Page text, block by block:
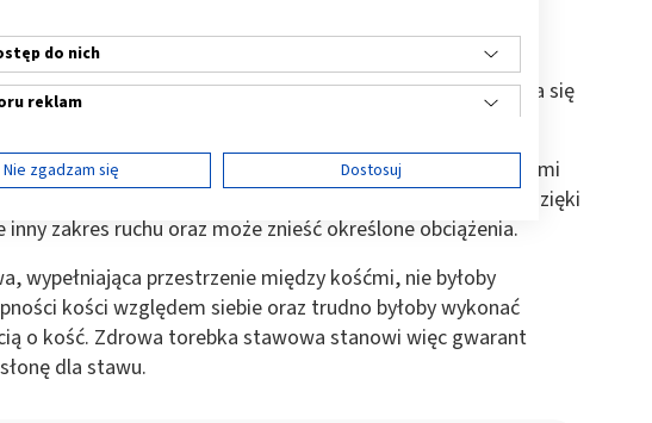
? Składają się na nią dwie warstwy: zewnętrzna i
się jako włóknistą, ponieważ tworzy ją gruba i włóknista
Wewnętrzna warstwa jest też nazywana maziową, składa się
Funkcje
tej struktury mają związek z jej poszczególnymi
zbudowana przede wszystkim z włókien kolagenowych, dzięki
zakres ruchu oraz może znieść określone obciążenia.
wypełniająca przestrzenie między kośćmi, nie byłoby
kości względem siebie oraz trudno byłoby wykonać
o kość. Zdrowa torebka stawowa stanowi więc gwarant
dla stawu.
do nich
reklam
treści
Nie zgadzam się Dostosuj